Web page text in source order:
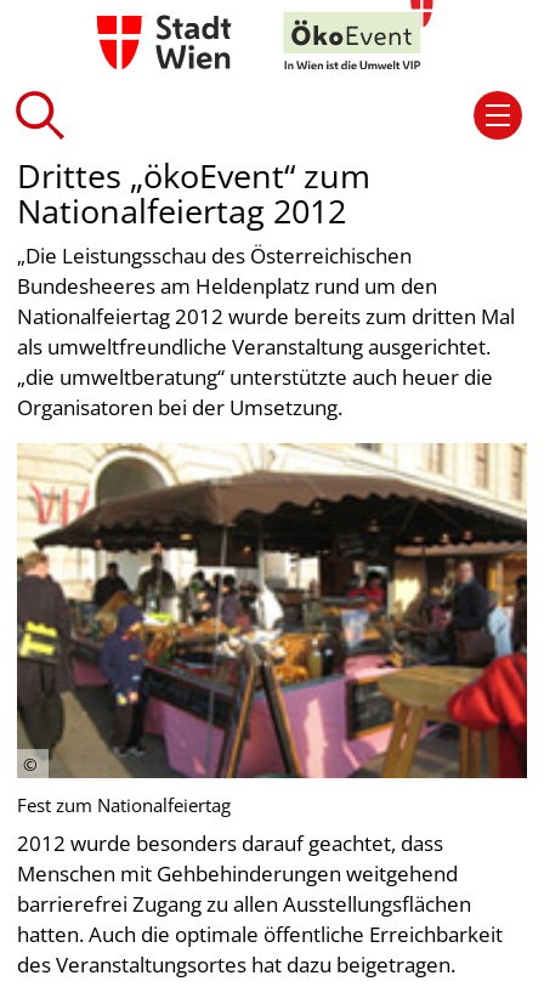
Drittes „ökoEvent“ zum
Nationalfeiertag 2012
„Die Leistungsschau des Österreichischen
Bundesheeres am Heldenplatz rund um den
Nationalfeiertag 2012 wurde bereits zum dritten Mal
als umweltfreundliche Veranstaltung ausgerichtet.
„die umweltberatung“ unterstützte auch heuer die
Organisatoren bei der Umsetzung.
Fest zum Nationalfeiertag
2012 wurde besonders darauf geachtet, dass
Menschen mit Gehbehinderungen weitgehend
barrierefrei Zugang zu allen Ausstellungsflächen
hatten. Auch die optimale öffentliche Erreichbarkeit
des Veranstaltungsortes hat dazu beigetragen.